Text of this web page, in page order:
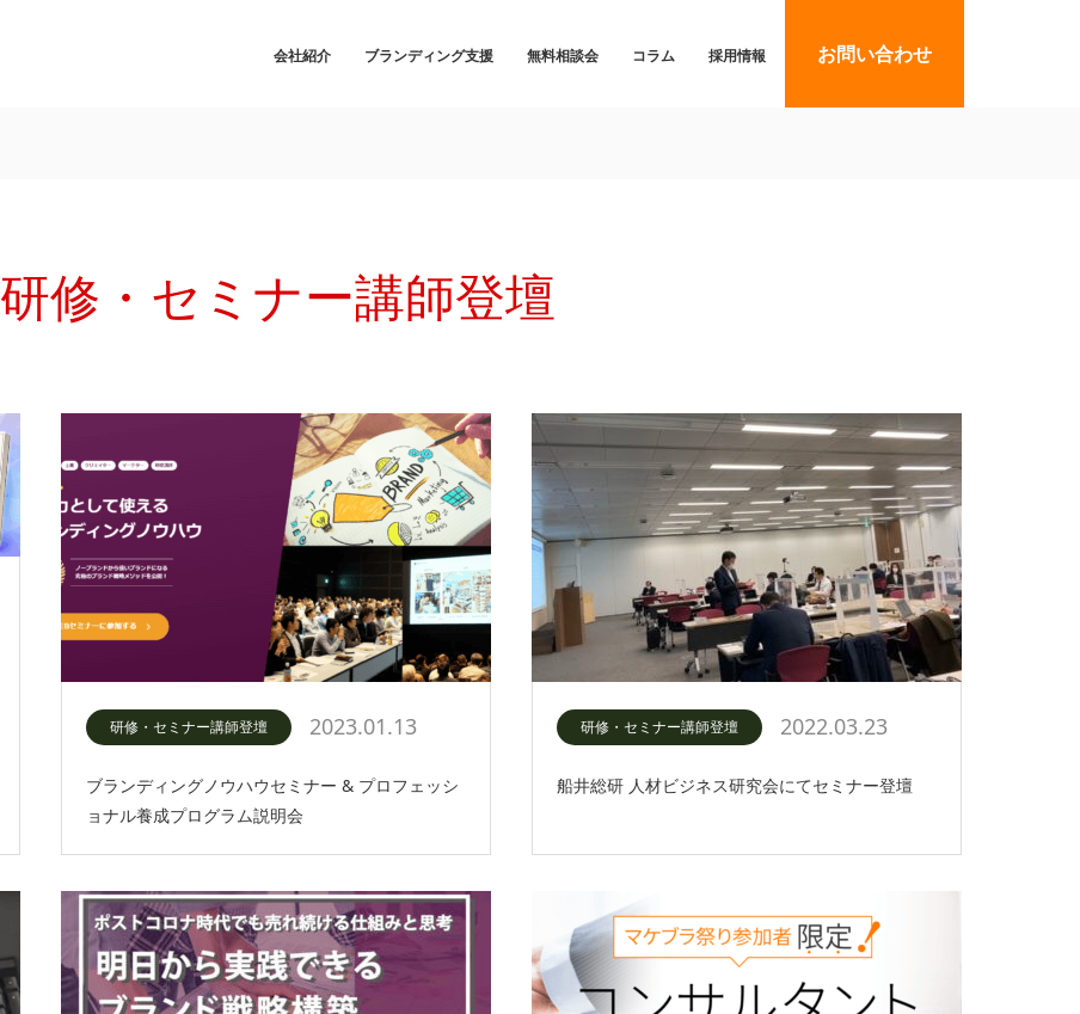
会社紹介 ブランディング支援 無料相談会 コラム 採用情報 お問い合わせ
研修・セミナー講師登壇
研修・セミナー講師登壇 2023.01.13
ブランディングノウハウセミナー & プロフェッシ
ョナル養成プログラム説明会
研修・セミナー講師登壇 2022.03.23
船井総研 人材ビジネス研究会にてセミナー登壇